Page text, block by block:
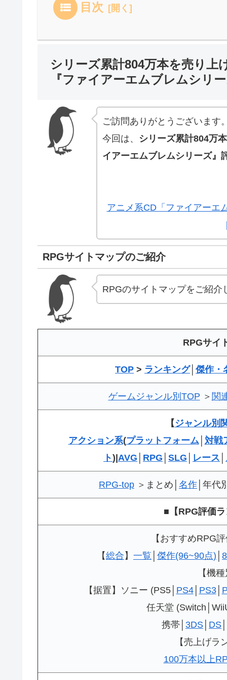
目次
シリーズ累計804万本を売り上
『ファイアーエムブレムシリ
ご訪問ありがとうございます
今回は、 シリーズ累計804万
イアーエムブレムシリーズ』
アニメ系CD「ファイアーエ
RPGサイトマップのご紹介
RPGのサイトマップをご紹介
RPGサイ
TOP > ランキング│ 傑作・
ゲームジャンル別TOP ＞ 関
【 ジャンル別
アクション系(プラットフォーム 対戦
ト)|AVG RPG SLG レース
RPG-top ＞まとめ│ 名作 │年代
■【RPG評価
【おすすめRPG
【総合 】 一覧 傑作(96~90点)
【機
【据置】ソニー (PS5│ PS4│ PS3│
任天堂
携帯│ 3DS DS
【売上げラ
100万本以上